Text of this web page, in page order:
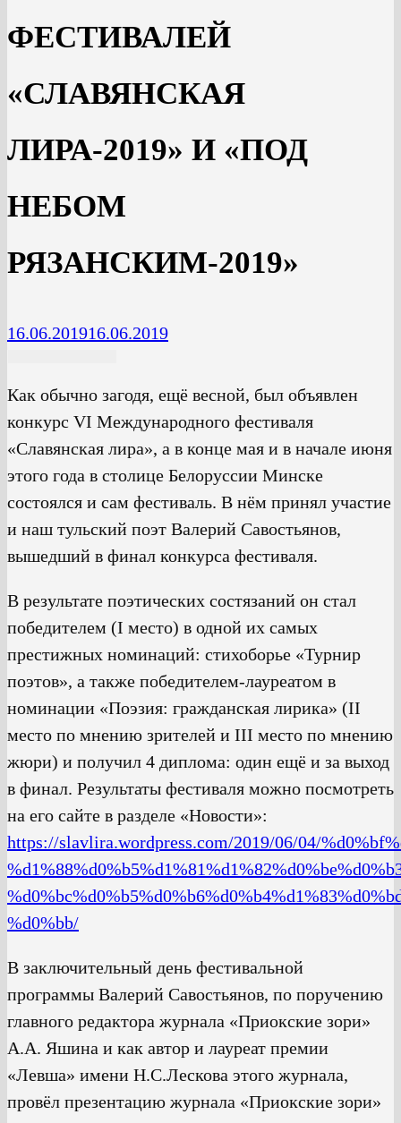
ФЕСТИВАЛЕЙ
«СЛАВЯНСКАЯ
ЛИРА-2019» И «ПОД
НЕБОМ
РЯЗАНСКИМ-2019»
16.06.201916.06.2019
Как обычно загодя, ещё весной, был объявлен
конкурс VI Международного фестиваля
«Славянская лира», а в конце мая и в начале июня
этого года в столице Белоруссии Минске
состоялся и сам фестиваль. В нём принял участие
и наш тульский поэт Валерий Савостьянов,
вышедший в финал конкурса фестиваля.
В результате поэтических состязаний он стал
победителем (I место) в одной их самых
престижных номинаций: стихоборье «Турнир
поэтов», а также победителем-лауреатом в
номинации «Поэзия: гражданская лирика» (II
место по мнению зрителей и III место по мнению
жюри) и получил 4 диплома: один ещё и за выход
в финал. Результаты фестиваля можно посмотреть
на его сайте в разделе «Новости»:
https://slavlira.wordpress.com/2019/06/04/
%d0%bb/
В заключительный день фестивальной
программы Валерий Савостьянов, по поручению
главного редактора журнала «Приокские зори»
А.А. Яшина и как автор и лауреат премии
«Левша» имени Н.С.Лескова этого журнала,
провёл презентацию журнала «Приокские зори»